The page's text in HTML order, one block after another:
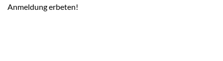
Anmeldung erbeten!